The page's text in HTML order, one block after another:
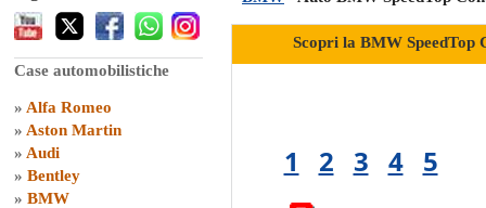
Case automobilistiche
» Alfa Romeo
» Aston Martin
» Audi
» Bentley
» BMW
Scopri la BMW SpeedTop
1 2 3 4 5